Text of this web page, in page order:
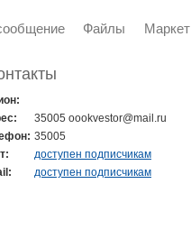
Файлы Маркет
35005 oookvestor@mail.ru
35005
доступен подписчикам
доступен подписчикам